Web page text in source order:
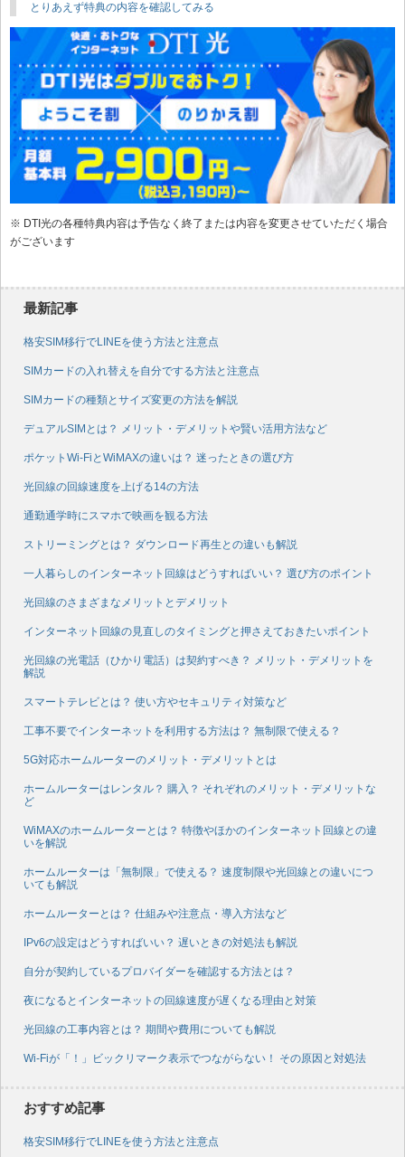
とりあえず特典の内容を確認してみる
※ DTI光の各種特典内容は予告なく終了または内容を変更させていただく場合
がございます
最新記事
格安SIM移行でLINEを使う方法と注意点
SIMカードの入れ替えを自分でする方法と注意点
SIMカードの種類とサイズ変更の方法を解説
デュアルSIMとは？ メリット・デメリットや賢い活用方法など
ポケットWi-FiとWiMAXの違いは？ 迷ったときの選び方
光回線の回線速度を上げる14の方法
通勤通学時にスマホで映画を観る方法
ストリーミングとは？ ダウンロード再生との違いも解説
一人暮らしのインターネット回線はどうすればいい？ 選び方のポイント
光回線のさまざまなメリットとデメリット
インターネット回線の見直しのタイミングと押さえておきたいポイント
光回線の光電話（ひかり電話）は契約すべき？ メリット・デメリットを
解説
スマートテレビとは？ 使い方やセキュリティ対策など
工事不要でインターネットを利用する方法は？ 無制限で使える？
5G対応ホームルーターのメリット・デメリットとは
ホームルーターはレンタル？ 購入？ それぞれのメリット・デメリットな
ど
WiMAXのホームルーターとは？ 特徴やほかのインターネット回線との違
いを解説
ホームルーターは「無制限」で使える？ 速度制限や光回線との違いにつ
いても解説
ホームルーターとは？ 仕組みや注意点・導入方法など
IPv6の設定はどうすればいい？ 遅いときの対処法も解説
自分が契約しているプロバイダーを確認する方法とは？
夜になるとインターネットの回線速度が遅くなる理由と対策
光回線の工事内容とは？ 期間や費用についても解説
Wi-Fiが「！」ビックリマーク表示でつながらない！ その原因と対処法
おすすめ記事
格安SIM移行でLINEを使う方法と注意点